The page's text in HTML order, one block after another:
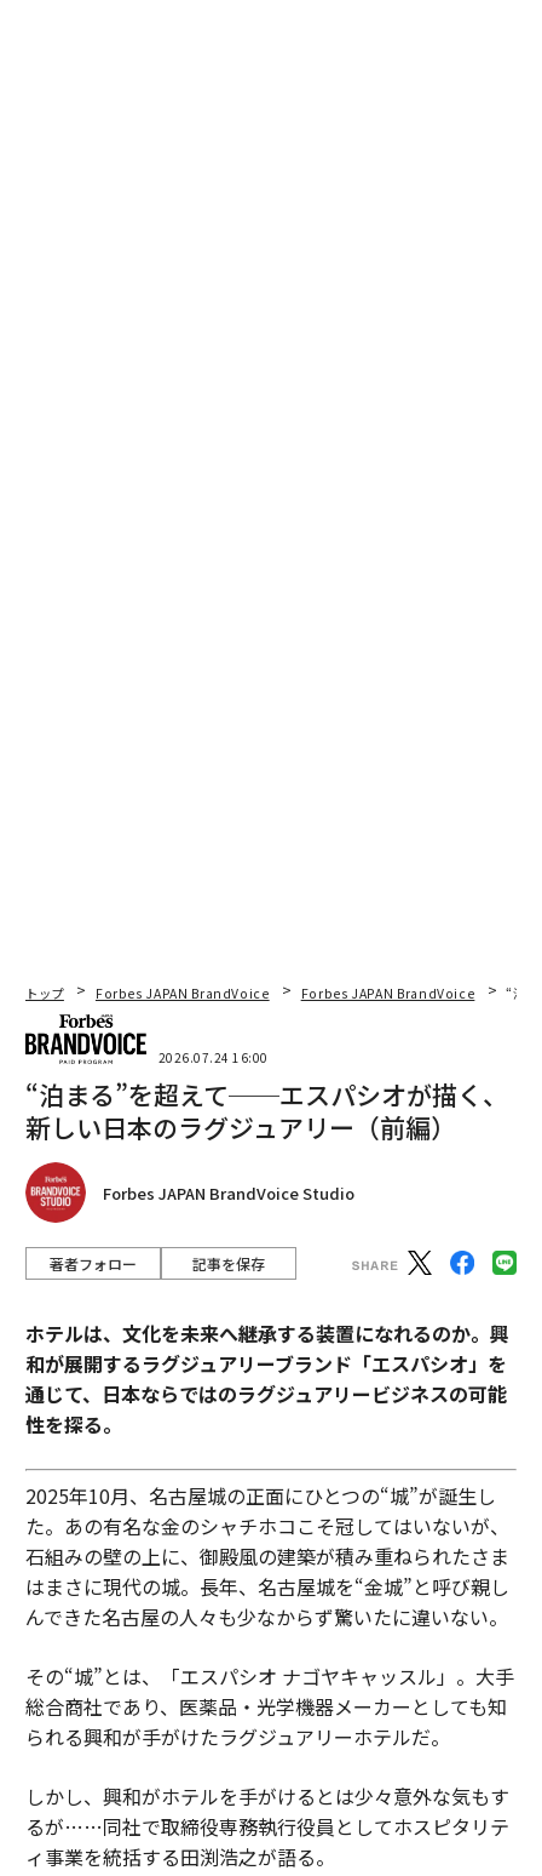
発見を裏付ける科学文献からのデータの要約を作成すべ
きである。
歴史は、政治的変化による緩慢な採用、長期化する発明
サイクル、規制の二転三転を示す例に満ちている。環境
技術における私の20年以上の経験は、この困難なサイク
ルを直接見る機会を与えてくれた。政治システム内で変
化への政治的興奮が減退したために、市場に到達するこ
とのない技術に投資された数億ドルとともに、企業が失
敗するのを私は見てきた。
要である。私の経験では、成功する技術は通常、ターゲ
ット市場が変化するにつれて適応し、長期にわたって継
続的な投資を受けるものである。
結論
あなたの技術の市場におけるギャップを見つけることは
必ずしも容易ではなく、適切なタイミングで適切な技術
であっても、市場への長く困難な道のりに直面する可能
性がある。しかし、忍耐力と適切なサポートがあれば、
環境技術のイノベーションはより多くの成功事例を持つ
ことができる。
（forbes.com 原文）
2026年9月号発売中
トップ Forbes JAPAN BrandVoice Forbes JAPAN BrandVoice “泊
2026.07.24 16:00
“泊まる”を超えて──エスパシオが描く、
新しい日本のラグジュアリー（前編）
Forbes JAPAN BrandVoice Studio
著者フォロー 記事を保存
ホテルは、文化を未来へ継承する装置になれるのか。興
和が展開するラグジュアリーブランド「エスパシオ」を
通じて、日本ならではのラグジュアリービジネスの可能
性を探る。
2025年10月、名古屋城の正面にひとつの“城”が誕生し
た。あの有名な金のシャチホコこそ冠してはいないが、
石組みの壁の上に、御殿風の建築が積み重ねられたさま
はまさに現代の城。長年、名古屋城を“金城”と呼び親し
んできた名古屋の人々も少なからず驚いたに違いない。
その“城”とは、「エスパシオ ナゴヤキャッスル」。大手
総合商社であり、医薬品・光学機器メーカーとしても知
られる興和が手がけたラグジュアリーホテルだ。
しかし、興和がホテルを手がけるとは少々意外な気もす
るが……同社で取締役専務執行役員としてホスピタリテ
ィ事業を統括する田渕浩之が語る。